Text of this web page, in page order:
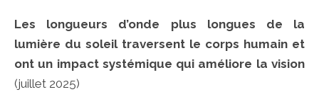
Les longueurs d’onde plus longues de la
lumière du soleil traversent le corps humain et
ont un impact systémique qui améliore la vision
(juillet 2025)